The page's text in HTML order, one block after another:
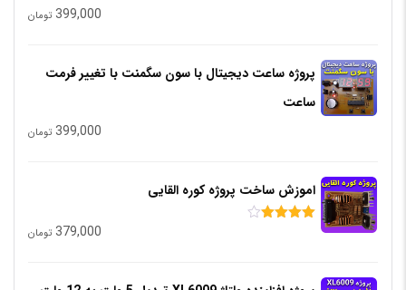
399,000 تومان
پروژه ساعت دیجیتال با سون سگمنت با تغییر فرمت
ساعت
399,000 تومان
اموزش ساخت پروژه کوره القایی
379,000 تومان